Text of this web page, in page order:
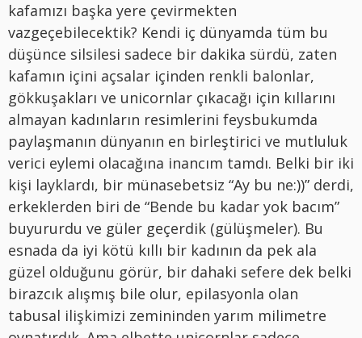
kafamızı başka yere çevirmekten
vazgeçebilecektik? Kendi iç dünyamda tüm bu
düşünce silsilesi sadece bir dakika sürdü, zaten
kafamın içini açsalar içinden renkli balonlar,
gökkuşakları ve unicornlar çıkacağı için kıllarını
almayan kadınların resimlerini feysbukumda
paylaşmanın dünyanın en birleştirici ve mutluluk
verici eylemi olacağına inancım tamdı. Belki bir iki
kişi layklardı, bir münasebetsiz “Ay bu ne:))” derdi,
erkeklerden biri de “Bende bu kadar yok bacım”
buyururdu ve güler geçerdik (gülüşmeler). Bu
esnada da iyi kötü kıllı bir kadının da pek ala
güzel olduğunu görür, bir dahaki sefere dek belki
birazcık alışmış bile olur, epilasyonla olan
tabusal ilişkimizi zemininden yarım milimetre